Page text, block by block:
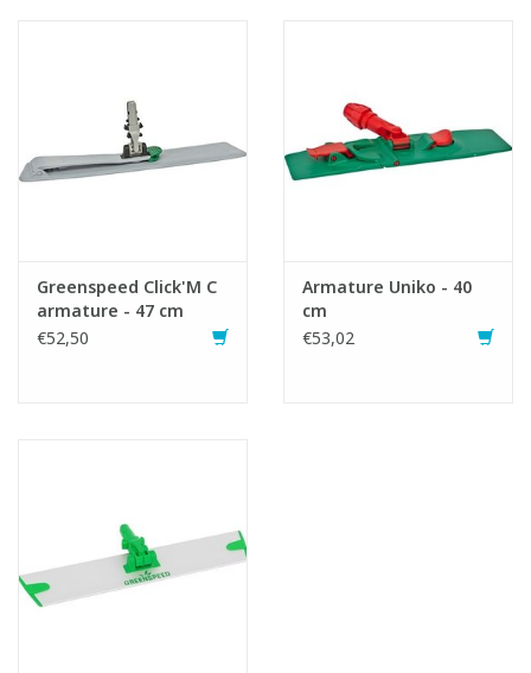
Greenspeed Click'M C
armature - 47 cm
€52,50
Armature Uniko - 40
cm
€53,02